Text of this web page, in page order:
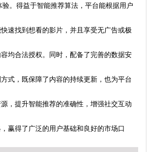
。得益于智能推荐算法，平台能根据用户
速找到想看的影片，并且享受无广告或极
均合法授权。同时，配备了完善的数据安
式，既保障了内容的持续更新，也为平台
，提升智能推荐的准确性，增强社交互动
赢得了广泛的用户基础和良好的市场口